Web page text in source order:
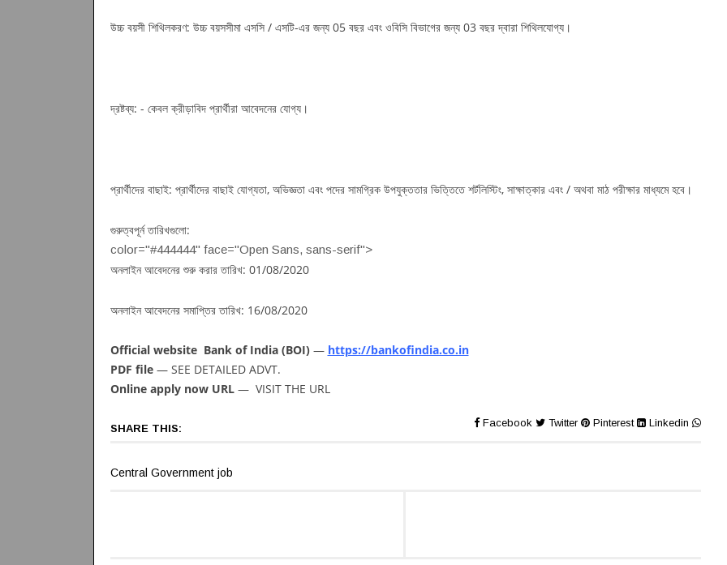
উচ্চ বয়সী শিথিলকরণ: উচ্চ বয়সসীমা এসসি / এসটি-এর জন্য 05 বছর এবং ওবিসি বিভাগের জন্য 03 বছর দ্বারা শিথিলযোগ্য।
দ্রষ্টব্য: - কেবল ক্রীড়াবিদ প্রার্থীরা আবেদনের যোগ্য।
প্রার্থীদের বাছাই: প্রার্থীদের বাছাই যোগ্যতা, অভিজ্ঞতা এবং পদের সামগ্রিক উপযুক্ততার ভিত্তিতে শর্টলিস্টিং, সাক্ষাত্কার এবং / অথবা মাঠ পরীক্ষার মাধ্যমে হবে।
গুরুত্বপূর্ন তারিখগুলো:
color="#444444" face="Open Sans, sans-serif">
অনলাইন আবেদনের শুরু করার তারিখ: 01/08/2020
অনলাইন আবেদনের সমাপ্তির তারিখ: 16/08/2020
Official website Bank of India (BOI)— https://bankofindia.co.in
PDF file— SEE DETAILED ADVT.
Online apply now URL— VISIT THE URL
SHARE THIS: Facebook Twitter Pinterest Linkedin
Central Government job